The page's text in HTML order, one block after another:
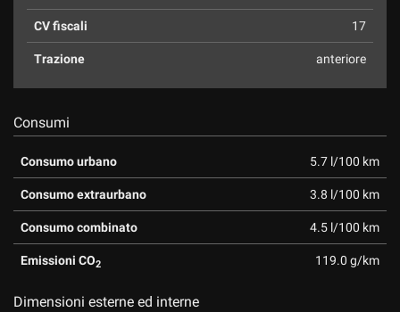
CV fiscali 17
Trazione anteriore
Consumi
Consumo urbano 5.7 l/100 km
Consumo extraurbano 3.8 l/100 km
Consumo combinato 4.5 l/100 km
Emissioni CO2 119.0 g/km
Dimensioni esterne ed interne